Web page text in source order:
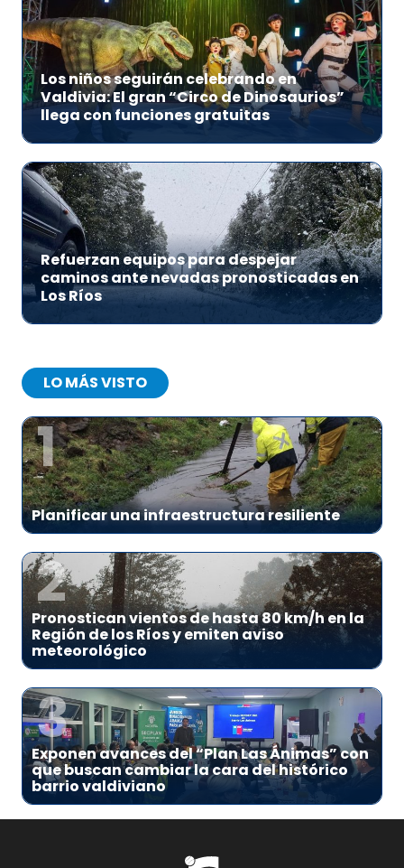
Los niños seguirán celebrando en
Valdivia: El gran “Circo de Dinosaurios”
llega con funciones gratuitas
Refuerzan equipos para despejar
caminos ante nevadas pronosticadas en
Los Ríos
LO MÁS VISTO
1
Planificar una infraestructura resiliente
2
Pronostican vientos de hasta 80 km/h en la
Región de los Ríos y emiten aviso
meteorológico
3
Exponen avances del “Plan Las Ánimas” con
que buscan cambiar la cara del histórico
barrio valdiviano